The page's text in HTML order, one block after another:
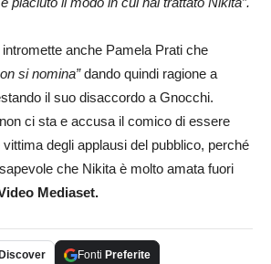
anche Pamela Prati che
si nomina”dando quindi ragione a
il suo disaccordo a Gnocchi.
ci sta e accusa il comico di essere
degli applausi del pubblico, perché
che Nikita è molto amata fuori
Mediaset.
Discover Fonti Preferite